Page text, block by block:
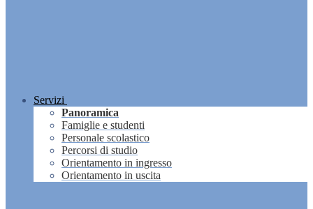
Servizi
Panoramica
Famiglie e studenti
Personale scolastico
Percorsi di studio
Orientamento in ingresso
Orientamento in uscita